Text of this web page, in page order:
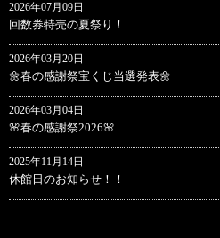
2026年07月09日
回数券特売の夏祭り！
2026年03月20日
🌼春の感謝祭宝くじ当選発表🌼
2026年03月04日
🌸春の感謝祭2026🌸
2025年11月14日
休館日のお知らせ！！